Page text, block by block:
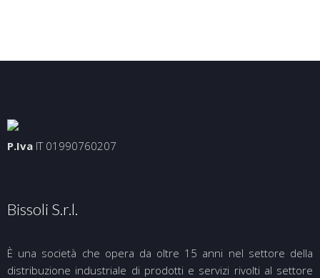
P.Iva IT 01990760207
Bissoli S.r.l.
È una società che opera da oltre 15 anni nel settore della
distribuzione industriale di prodotti e servizi rivolti al settore